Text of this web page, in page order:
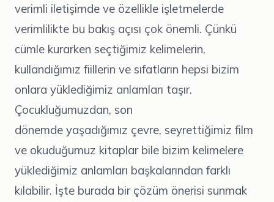
verimli iletişimde ve özellikle işletmelerde
verimlilikte bu bakış açısı çok önemli. Çünkü
cümle kurarken seçtiğimiz kelimelerin,
kullandığımız fiillerin ve sıfatların hepsi bizim
onlara yüklediğimiz anlamları taşır.
Çocukluğumuzdan, son
dönemde yaşadığımız çevre, seyrettiğimiz film
ve okuduğumuz kitaplar bile bizim kelimelere
yüklediğimiz anlamları başkalarından farklı
kılabilir. İşte burada bir çözüm önerisi sunmak